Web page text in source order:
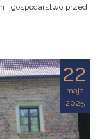
i gospodarstwo przed
22
maja
2025